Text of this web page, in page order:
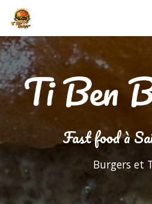
contenu
principal
Fast food à
Burgers et